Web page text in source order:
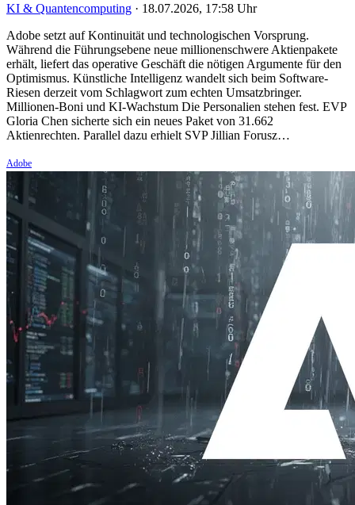
KI & Quantencomputing · 18.07.2026, 17:58 Uhr
Adobe setzt auf Kontinuität und technologischen Vorsprung.
Während die Führungsebene neue millionenschwere Aktienpakete
erhält, liefert das operative Geschäft die nötigen Argumente für den
Optimismus. Künstliche Intelligenz wandelt sich beim Software-
Riesen derzeit vom Schlagwort zum echten Umsatzbringer.
Millionen-Boni und KI-Wachstum Die Personalien stehen fest. EVP
Gloria Chen sicherte sich ein neues Paket von 31.662
Aktienrechten. Parallel dazu erhielt SVP Jillian Forusz…
Adobe